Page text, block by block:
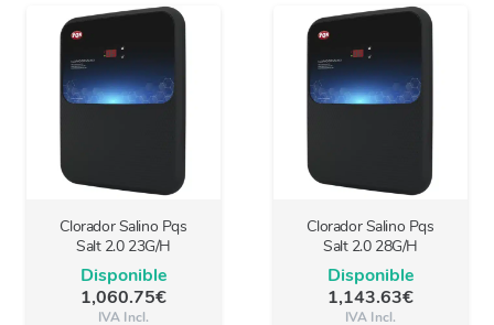
Clorador Salino Pqs
Salt 2.0 23G/H
Disponible
1,060.75€
IVA Incl.
Clorador Salino Pqs
Salt 2.0 28G/H
Disponible
1,143.63€
IVA Incl.